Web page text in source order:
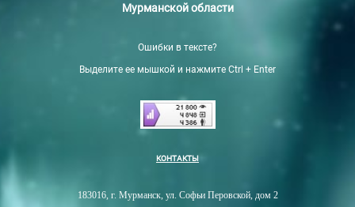
Мурманской области
Ошибки в тексте?
Выделите ее мышкой и нажмите Ctrl + Enter
КОНТАКТЫ
183016, г. Мурманск, ул. Софьи Перовской, дом 2